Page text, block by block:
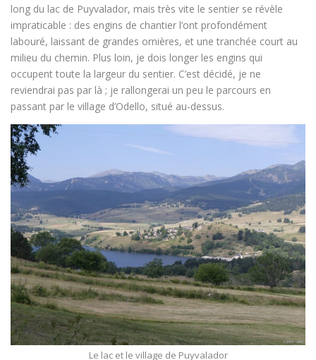
long du lac de Puyvalador, mais très vite le sentier se révèle
impraticable : des engins de chantier l’ont profondément
labouré, laissant de grandes ornières, et une tranchée court au
milieu du chemin. Plus loin, je dois longer les engins qui
occupent toute la largeur du sentier. C’est décidé, je ne
reviendrai pas par là ; je rallongerai un peu le parcours en
passant par le village d’Odello, situé au-dessus.
Le lac et le village de Puyvalador